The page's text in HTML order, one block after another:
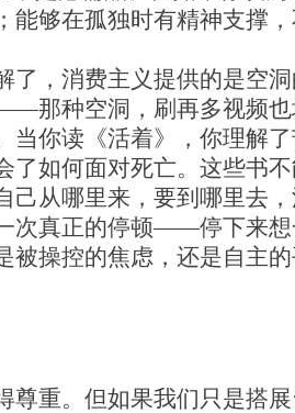
能够在孤独时有精神支撑
，消费主义提供的是空
那种空洞，刷再多视频也
你读《活着》，你理解
如何面对死亡。这些书不
从哪里来，要到哪里去，
次真正的停顿——停下来
操控的焦虑，还是自主的
重。但如果我们只是搭